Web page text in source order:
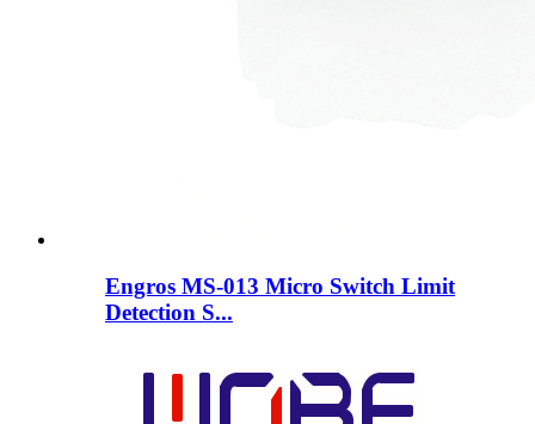
Engros MS-013 Micro Switch Limit
Detection S...